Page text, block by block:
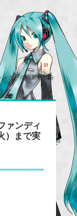
ガーの最新情報を
ァンディ
）まで実